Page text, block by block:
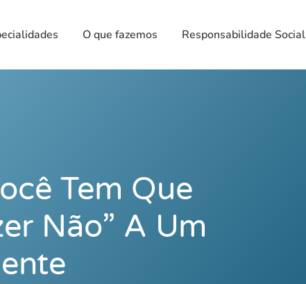
O que fazemos Responsabilidade Social
Tem Que
Não” A Um